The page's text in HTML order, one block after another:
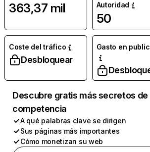
363,37 mil
Autoridad
50
Coste del tráfico
Desbloquear
Gasto en
Descubre gratis más secretos de
competencia
A qué palabras clave se dirigen
Sus páginas más importantes
Cómo monetizan su web